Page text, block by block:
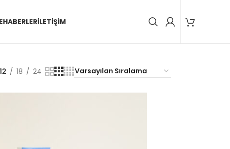
HABERLERİLETIŞIM
12 18 24